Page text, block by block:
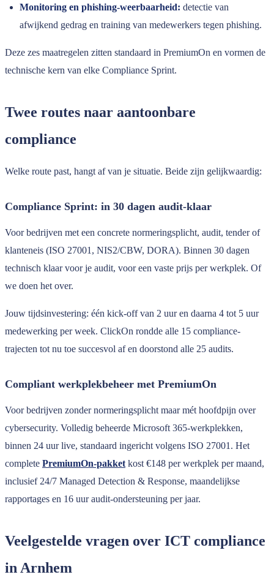
Monitoring en phishing-weerbaarheid: detectie van
afwijkend gedrag en training van medewerkers tegen phishing.
Deze zes maatregelen zitten standaard in PremiumOn en vormen de
technische kern van elke Compliance Sprint.
Twee routes naar aantoonbare
compliance
Welke route past, hangt af van je situatie. Beide zijn gelijkwaardig:
Compliance Sprint: in 30 dagen audit-klaar
Voor bedrijven met een concrete normeringsplicht, audit, tender of
klanteneis (ISO 27001, NIS2/CBW, DORA). Binnen 30 dagen
technisch klaar voor je audit, voor een vaste prijs per werkplek. Of
we doen het over.
Jouw tijdsinvestering: één kick-off van 2 uur en daarna 4 tot 5 uur
medewerking per week. ClickOn rondde alle 15 compliance-
trajecten tot nu toe succesvol af en doorstond alle 25 audits.
Compliant werkplekbeheer met PremiumOn
Voor bedrijven zonder normeringsplicht maar mét hoofdpijn over
cybersecurity. Volledig beheerde Microsoft 365-werkplekken,
binnen 24 uur live, standaard ingericht volgens ISO 27001. Het
complete PremiumOn-pakketkost €148 per werkplek per maand,
inclusief 24/7 Managed Detection & Response, maandelijkse
rapportages en 16 uur audit-ondersteuning per jaar.
Veelgestelde vragen over ICT compliance
in Arnhem